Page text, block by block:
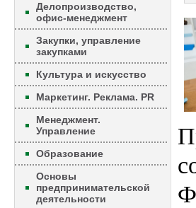
Делопроизводство,
офис-менеджмент
Закупки, управление
закупками
Культура и искусство
Маркетинг. Реклама. PR
Менеджмент.
Управление
Образование
Основы
предпринимательской
деятельности